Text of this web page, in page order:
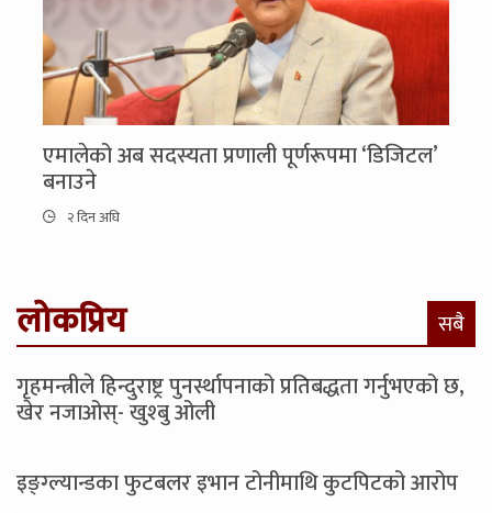
एमालेको अब सदस्यता प्रणाली पूर्णरूपमा ‘डिजिटल’
बनाउने
२ दिन अघि
लोकप्रिय सबै
गृहमन्त्रीले हिन्दुराष्ट्र पुनर्स्थापनाको प्रतिबद्धता गर्नुभएको छ,
खेर नजाओस्- खुश्बु ओली
इङ्ग्ल्यान्डका फुटबलर इभान टोनीमाथि कुटपिटको आरोप